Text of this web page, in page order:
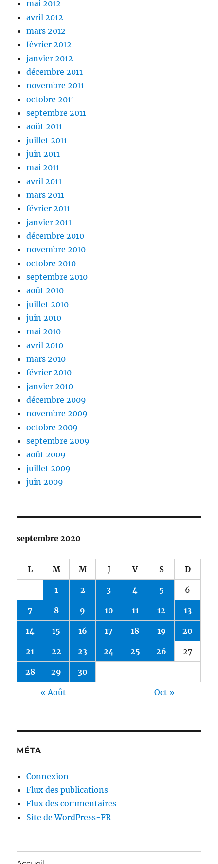
mai 2012
avril 2012
mars 2012
février 2012
janvier 2012
décembre 2011
novembre 2011
octobre 2011
septembre 2011
août 2011
juillet 2011
juin 2011
mai 2011
avril 2011
mars 2011
février 2011
janvier 2011
décembre 2010
novembre 2010
octobre 2010
septembre 2010
août 2010
juillet 2010
juin 2010
mai 2010
avril 2010
mars 2010
février 2010
janvier 2010
décembre 2009
novembre 2009
octobre 2009
septembre 2009
août 2009
juillet 2009
juin 2009
septembre 2020
L M M J V S D
1 2 3 4 5 6
7 8 9 10 11 12 13
14 15 16 17 18 19 20
21 22 23 24 25 26 27
28 29 30
« Août Oct »
MÉTA
Connexion
Flux des publications
Flux des commentaires
Site de WordPress-FR